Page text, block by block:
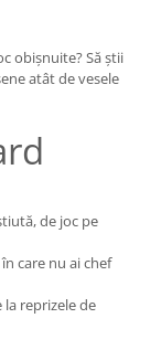
obișnuite? Să știi
atât de vesele
de joc pe
care nu ai chef
la reprizele de